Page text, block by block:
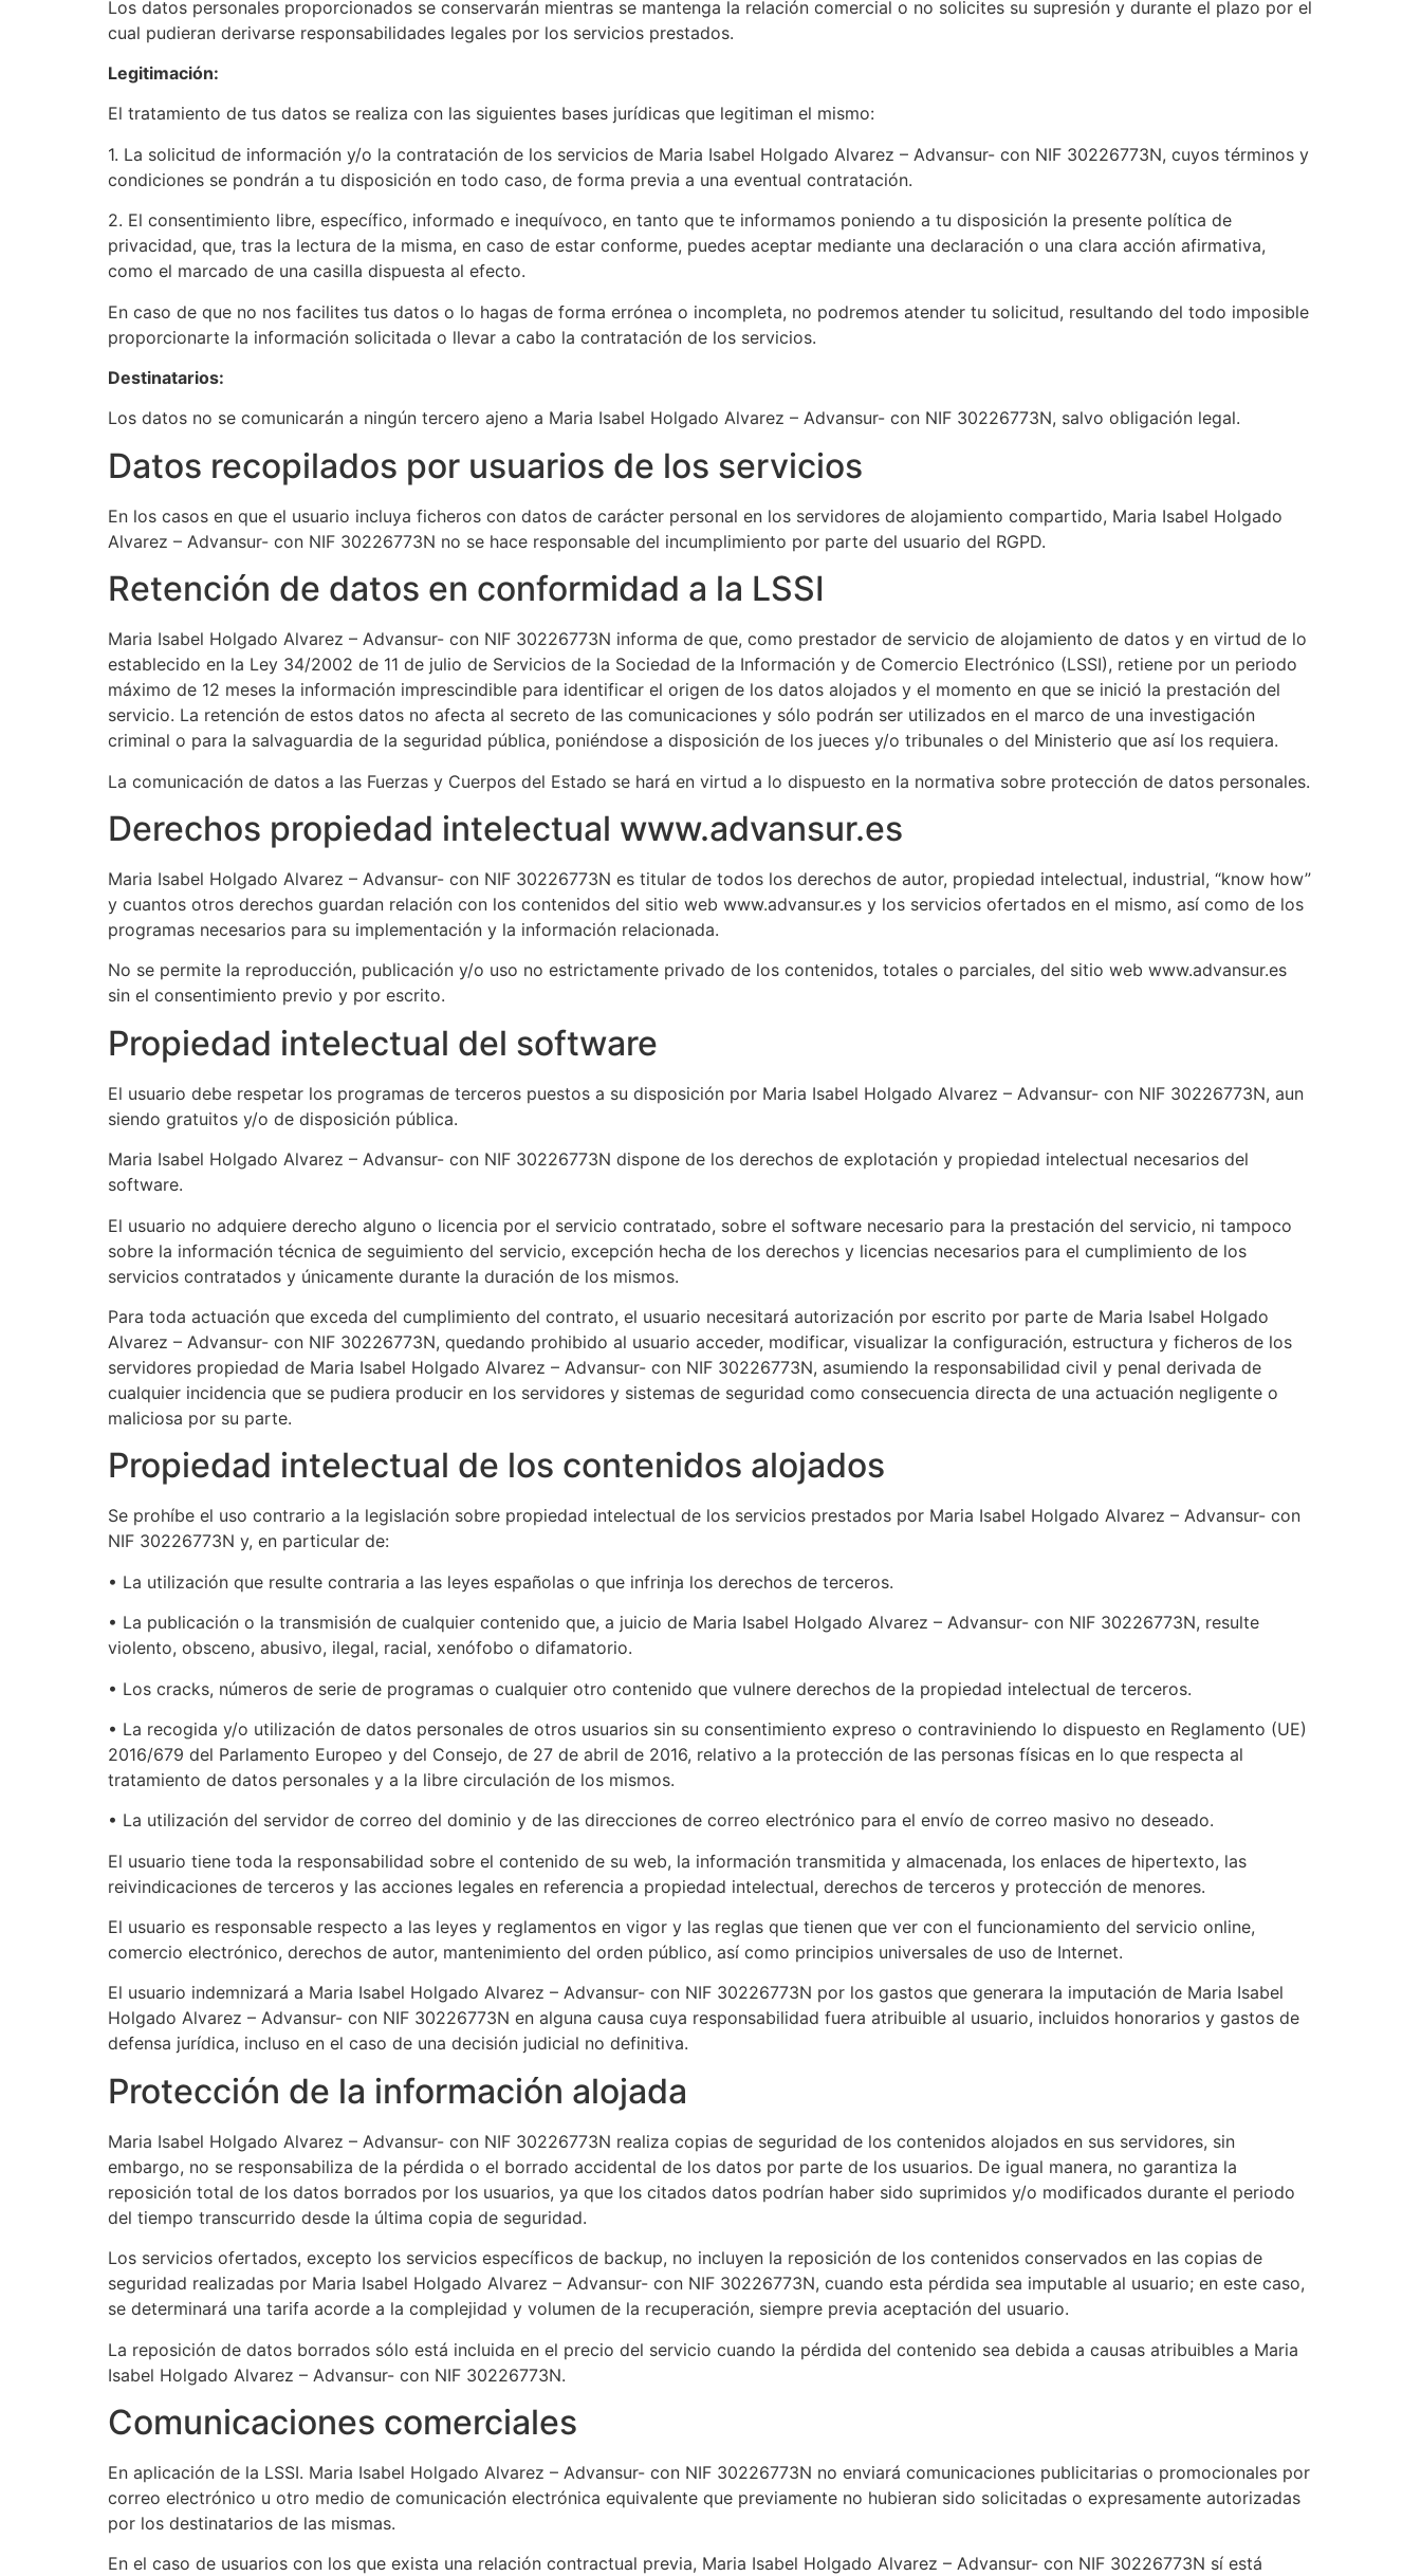
Los datos personales proporcionados se conservarán mientras se mantenga la relación comercial o no solicites su supresión y durante el plazo por el
cual pudieran derivarse responsabilidades legales por los servicios prestados.
Legitimación:
El tratamiento de tus datos se realiza con las siguientes bases jurídicas que legitiman el mismo:
1. La solicitud de información y/o la contratación de los servicios de Maria Isabel Holgado Alvarez – Advansur- con NIF 30226773N, cuyos términos y
condiciones se pondrán a tu disposición en todo caso, de forma previa a una eventual contratación.
2. El consentimiento libre, específico, informado e inequívoco, en tanto que te informamos poniendo a tu disposición la presente política de
privacidad, que, tras la lectura de la misma, en caso de estar conforme, puedes aceptar mediante una declaración o una clara acción afirmativa,
como el marcado de una casilla dispuesta al efecto.
En caso de que no nos facilites tus datos o lo hagas de forma errónea o incompleta, no podremos atender tu solicitud, resultando del todo imposible
proporcionarte la información solicitada o llevar a cabo la contratación de los servicios.
Destinatarios:
Los datos no se comunicarán a ningún tercero ajeno a Maria Isabel Holgado Alvarez – Advansur- con NIF 30226773N, salvo obligación legal.
Datos recopilados por usuarios de los servicios
En los casos en que el usuario incluya ficheros con datos de carácter personal en los servidores de alojamiento compartido, Maria Isabel Holgado
Alvarez – Advansur- con NIF 30226773N no se hace responsable del incumplimiento por parte del usuario del RGPD.
Retención de datos en conformidad a la LSSI
Maria Isabel Holgado Alvarez – Advansur- con NIF 30226773N informa de que, como prestador de servicio de alojamiento de datos y en virtud de lo
establecido en la Ley 34/2002 de 11 de julio de Servicios de la Sociedad de la Información y de Comercio Electrónico (LSSI), retiene por un periodo
máximo de 12 meses la información imprescindible para identificar el origen de los datos alojados y el momento en que se inició la prestación del
servicio. La retención de estos datos no afecta al secreto de las comunicaciones y sólo podrán ser utilizados en el marco de una investigación
criminal o para la salvaguardia de la seguridad pública, poniéndose a disposición de los jueces y/o tribunales o del Ministerio que así los requiera.
La comunicación de datos a las Fuerzas y Cuerpos del Estado se hará en virtud a lo dispuesto en la normativa sobre protección de datos personales.
Derechos propiedad intelectual www.advansur.es
Maria Isabel Holgado Alvarez – Advansur- con NIF 30226773N es titular de todos los derechos de autor, propiedad intelectual, industrial, “know how”
y cuantos otros derechos guardan relación con los contenidos del sitio web www.advansur.es y los servicios ofertados en el mismo, así como de los
programas necesarios para su implementación y la información relacionada.
No se permite la reproducción, publicación y/o uso no estrictamente privado de los contenidos, totales o parciales, del sitio web www.advansur.es
sin el consentimiento previo y por escrito.
Propiedad intelectual del software
El usuario debe respetar los programas de terceros puestos a su disposición por Maria Isabel Holgado Alvarez – Advansur- con NIF 30226773N, aun
siendo gratuitos y/o de disposición pública.
Maria Isabel Holgado Alvarez – Advansur- con NIF 30226773N dispone de los derechos de explotación y propiedad intelectual necesarios del
software.
El usuario no adquiere derecho alguno o licencia por el servicio contratado, sobre el software necesario para la prestación del servicio, ni tampoco
sobre la información técnica de seguimiento del servicio, excepción hecha de los derechos y licencias necesarios para el cumplimiento de los
servicios contratados y únicamente durante la duración de los mismos.
Para toda actuación que exceda del cumplimiento del contrato, el usuario necesitará autorización por escrito por parte de Maria Isabel Holgado
Alvarez – Advansur- con NIF 30226773N, quedando prohibido al usuario acceder, modificar, visualizar la configuración, estructura y ficheros de los
servidores propiedad de Maria Isabel Holgado Alvarez – Advansur- con NIF 30226773N, asumiendo la responsabilidad civil y penal derivada de
cualquier incidencia que se pudiera producir en los servidores y sistemas de seguridad como consecuencia directa de una actuación negligente o
maliciosa por su parte.
Propiedad intelectual de los contenidos alojados
Se prohíbe el uso contrario a la legislación sobre propiedad intelectual de los servicios prestados por Maria Isabel Holgado Alvarez – Advansur- con
NIF 30226773N y, en particular de:
• La utilización que resulte contraria a las leyes españolas o que infrinja los derechos de terceros.
• La publicación o la transmisión de cualquier contenido que, a juicio de Maria Isabel Holgado Alvarez – Advansur- con NIF 30226773N, resulte
violento, obsceno, abusivo, ilegal, racial, xenófobo o difamatorio.
• Los cracks, números de serie de programas o cualquier otro contenido que vulnere derechos de la propiedad intelectual de terceros.
• La recogida y/o utilización de datos personales de otros usuarios sin su consentimiento expreso o contraviniendo lo dispuesto en Reglamento (UE)
2016/679 del Parlamento Europeo y del Consejo, de 27 de abril de 2016, relativo a la protección de las personas físicas en lo que respecta al
tratamiento de datos personales y a la libre circulación de los mismos.
• La utilización del servidor de correo del dominio y de las direcciones de correo electrónico para el envío de correo masivo no deseado.
El usuario tiene toda la responsabilidad sobre el contenido de su web, la información transmitida y almacenada, los enlaces de hipertexto, las
reivindicaciones de terceros y las acciones legales en referencia a propiedad intelectual, derechos de terceros y protección de menores.
El usuario es responsable respecto a las leyes y reglamentos en vigor y las reglas que tienen que ver con el funcionamiento del servicio online,
comercio electrónico, derechos de autor, mantenimiento del orden público, así como principios universales de uso de Internet.
El usuario indemnizará a Maria Isabel Holgado Alvarez – Advansur- con NIF 30226773N por los gastos que generara la imputación de Maria Isabel
Holgado Alvarez – Advansur- con NIF 30226773N en alguna causa cuya responsabilidad fuera atribuible al usuario, incluidos honorarios y gastos de
defensa jurídica, incluso en el caso de una decisión judicial no definitiva.
Protección de la información alojada
Maria Isabel Holgado Alvarez – Advansur- con NIF 30226773N realiza copias de seguridad de los contenidos alojados en sus servidores, sin
embargo, no se responsabiliza de la pérdida o el borrado accidental de los datos por parte de los usuarios. De igual manera, no garantiza la
reposición total de los datos borrados por los usuarios, ya que los citados datos podrían haber sido suprimidos y/o modificados durante el periodo
del tiempo transcurrido desde la última copia de seguridad.
Los servicios ofertados, excepto los servicios específicos de backup, no incluyen la reposición de los contenidos conservados en las copias de
seguridad realizadas por Maria Isabel Holgado Alvarez – Advansur- con NIF 30226773N, cuando esta pérdida sea imputable al usuario; en este caso,
se determinará una tarifa acorde a la complejidad y volumen de la recuperación, siempre previa aceptación del usuario.
La reposición de datos borrados sólo está incluida en el precio del servicio cuando la pérdida del contenido sea debida a causas atribuibles a Maria
Isabel Holgado Alvarez – Advansur- con NIF 30226773N.
Comunicaciones comerciales
En aplicación de la LSSI. Maria Isabel Holgado Alvarez – Advansur- con NIF 30226773N no enviará comunicaciones publicitarias o promocionales por
correo electrónico u otro medio de comunicación electrónica equivalente que previamente no hubieran sido solicitadas o expresamente autorizadas
por los destinatarios de las mismas.
En el caso de usuarios con los que exista una relación contractual previa, Maria Isabel Holgado Alvarez – Advansur- con NIF 30226773N sí está